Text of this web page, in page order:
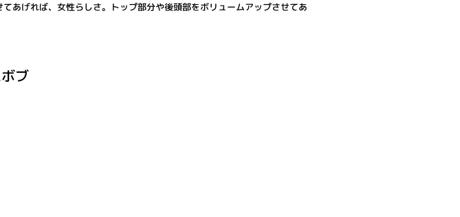
あげれば、女性らしさ。トップ部分や後頭部をボリュームアップさせてあ
ブ